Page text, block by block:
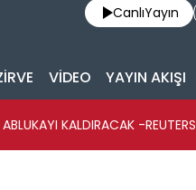
CanlıYayın
VİDEO YAYIN AKIŞI
KALDIRACAK -REUTERS